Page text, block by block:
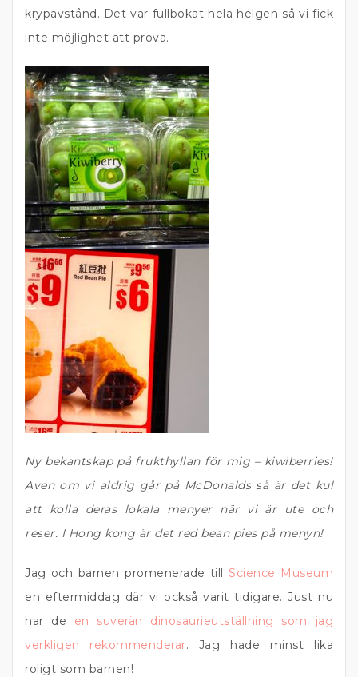
krypavstånd. Det var fullbokat hela helgen så vi fick
inte möjlighet att prova.
Ny bekantskap på frukthyllan för mig – kiwiberries!
Även om vi aldrig går på McDonalds så är det kul
att kolla deras lokala menyer när vi är ute och
reser. I Hong kong är det red bean pies på menyn!
Jag och barnen promenerade till Science Museum
en eftermiddag där vi också varit tidigare. Just nu
har de en suverän dinosaurieutställning som jag
verkligen rekommenderar. Jag hade minst lika
roligt som barnen!